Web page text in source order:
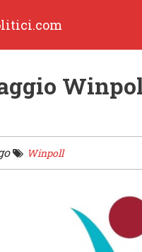
Winpoll